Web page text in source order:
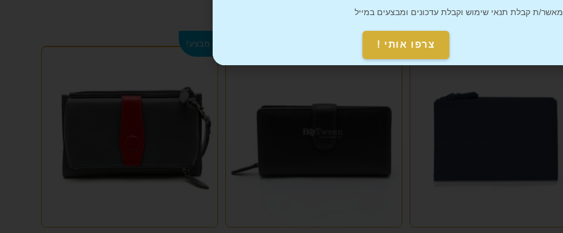
מבצע!
מאשר/ת קבלת תנאי שימוש וקבלת עדכונים ומבצעים במייל
צרפו אותי !